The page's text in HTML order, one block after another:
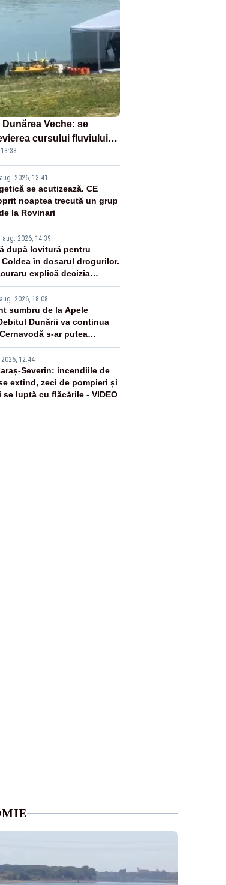
Dunărea Veche: se
cursului fluviului
– VIDEO
2026, 13:41
se acutizează. CE
noaptea trecută un grup
la Rovinari
aug. 2026, 14:39
după lovitură pentru
în dosarul drogurilor.
explică decizia
2026, 18:08
sumbru de la Apele
Dunării va continua
s-ar putea
zile
12:44
Severin: incendiile de
extind, zeci de pompieri și
luptă cu flăcările - VIDEO